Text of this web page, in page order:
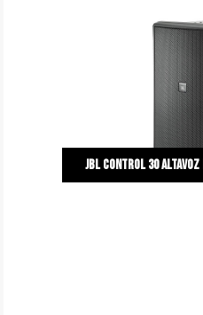
JBL CONTROL 30